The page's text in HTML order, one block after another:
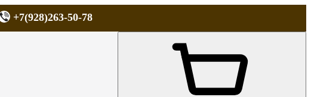
+7(928)263-50-78
ДОСТАВКА